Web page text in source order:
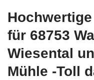
für 68753
Wiesental
Mühle -Toll